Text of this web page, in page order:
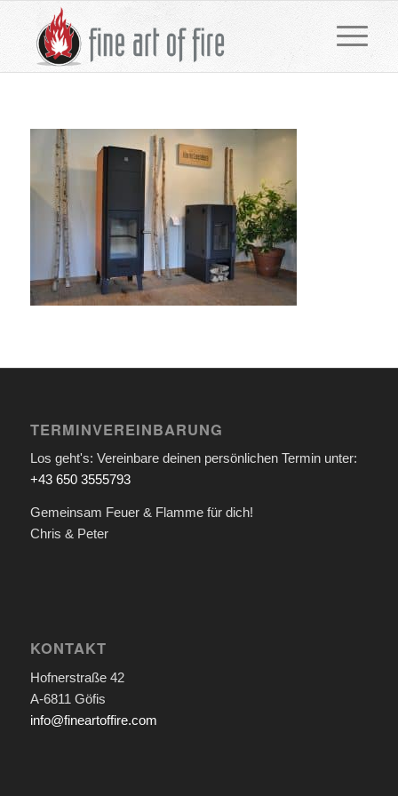
TERMINVEREINBARUNG
Los geht's: Vereinbare deinen persönlichen Termin unter:
+43 650 3555793
Gemeinsam Feuer & Flamme für dich!
Chris & Peter
KONTAKT
Hofnerstraße 42
A-6811 Göfis
info@fineartoffire.com